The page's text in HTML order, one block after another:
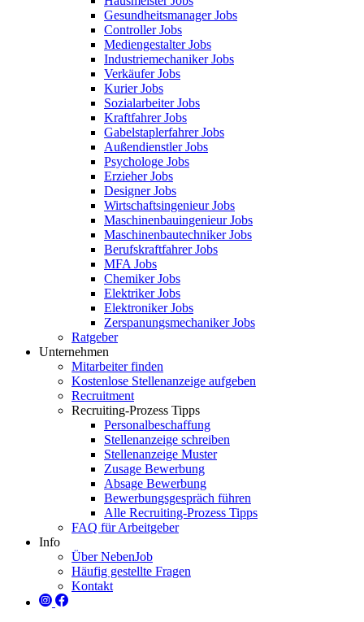
Gesundheitsmanager Jobs
Controller Jobs
Mediengestalter Jobs
Industriemechaniker Jobs
Verkäufer Jobs
Kurier Jobs
Sozialarbeiter Jobs
Kraftfahrer Jobs
Gabelstaplerfahrer Jobs
Außendienstler Jobs
Psychologe Jobs
Erzieher Jobs
Designer Jobs
Wirtschaftsingenieur Jobs
Maschinenbauingenieur Jobs
Maschinenbautechniker Jobs
Berufskraftfahrer Jobs
MFA Jobs
Chemiker Jobs
Elektriker Jobs
Elektroniker Jobs
Zerspanungsmechaniker Jobs
Ratgeber
Unternehmen
Mitarbeiter finden
Kostenlose Stellenanzeige aufgeben
Recruitment
Recruiting-Prozess Tipps
Personalbeschaffung
Stellenanzeige schreiben
Stellenanzeige Muster
Zusage Bewerbung
Absage Bewerbung
Bewerbungsgespräch führen
Alle Recruiting-Prozess Tipps
FAQ für Arbeitgeber
Info
Über NebenJob
Häufig gestellte Fragen
Kontakt